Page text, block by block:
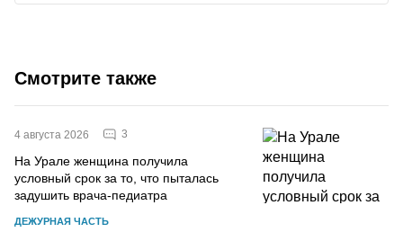
Смотрите также
4 августа 2026 3
На Урале женщина получила
условный срок за то, что пыталась
задушить врача-педиатра
ДЕЖУРНАЯ ЧАСТЬ